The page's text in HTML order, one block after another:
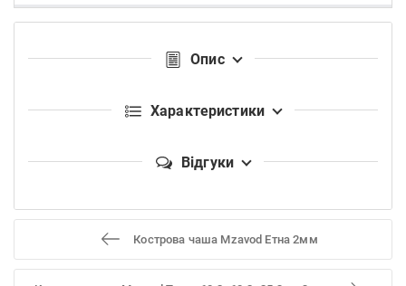
Опис
Характеристики
Відгуки
Кострова чаша Mzavod Етна 2мм